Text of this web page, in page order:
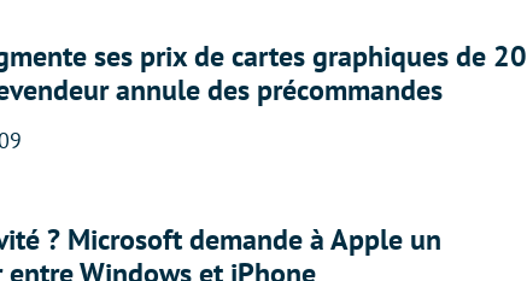
ses prix de cartes graphiques de 20
annule des précommandes
? Microsoft demande à Apple un
Windows et iPhone